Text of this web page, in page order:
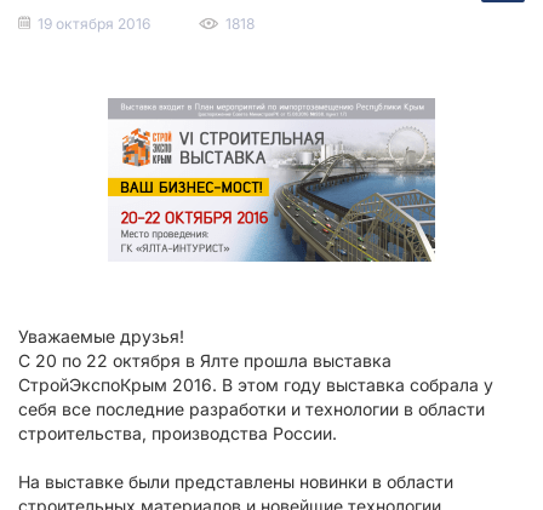
19 октября 2016 1818
Уважаемые друзья!
С 20 по 22 октября в Ялте прошла выставка
СтройЭкспоКрым 2016. В этом году выставка собрала у
себя все последние разработки и технологии в области
строительства, производства России.
На выставке были представлены новинки в области
строительных материалов и новейшие технологии